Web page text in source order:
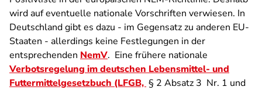
wird auf eventuelle nationale Vorschriften verwiesen. In
Deutschland gibt es dazu - im Gegensatz zu anderen EU-
Staaten - allerdings keine Festlegungen in der
entsprechenden NemV. Eine frühere nationale
Verbotsregelung im deutschen Lebensmittel- und
Futtermittelgesetzbuch (LFGB, § 2 Absatz 3 Nr. 1 und